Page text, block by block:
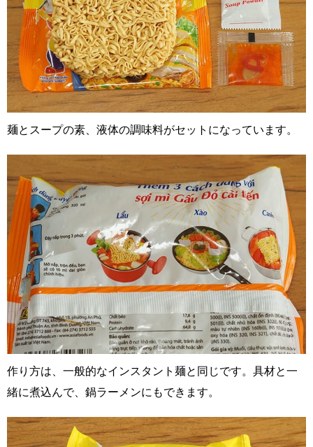
麺とスープの素、液体の調味料がセットになっています。
作り方は、一般的なインスタント麺と同じです。具材と一
緒に煮込んで、鍋ラーメンにもできます。